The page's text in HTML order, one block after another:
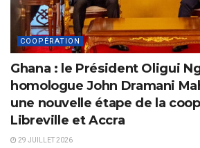
COOPÉRATION
Ghana : le Président Oligui
homologue John Dramani
une nouvelle étape de la
Libreville et Accra
29 JUILLET 2026